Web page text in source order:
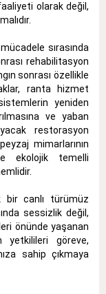
olarak değil,
sırasında
rehabilitasyon
sonrası özellikle
ranta hizmet
yeniden
ve yaban
restorasyon
mimarlarının
ekolojik temelli
bir canlı türümüz
sessizlik değil,
önünde yaşanan
yetkilileri göreve,
sahip çıkmaya